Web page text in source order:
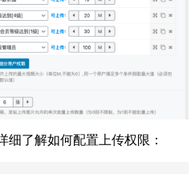
细了解如何配置上传权限：